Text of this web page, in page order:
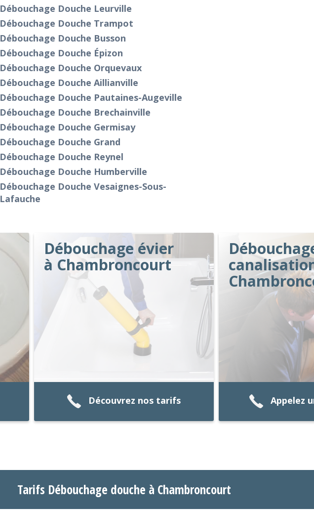
Débouchage Douche Leurville
Débouchage Douche Trampot
Débouchage Douche Busson
Débouchage Douche Épizon
Débouchage Douche Orquevaux
Débouchage Douche Aillianville
Débouchage Douche Pautaines-Augeville
Débouchage Douche Brechainville
Débouchage Douche Germisay
Débouchage Douche Grand
Débouchage Douche Reynel
Débouchage Douche Humberville
Débouchage Douche Vesaignes-Sous-
Lafauche
Débouchage évier
à Chambroncourt
Découvrez nos tarifs Appelez
Tarifs Débouchage douche à Chambroncourt